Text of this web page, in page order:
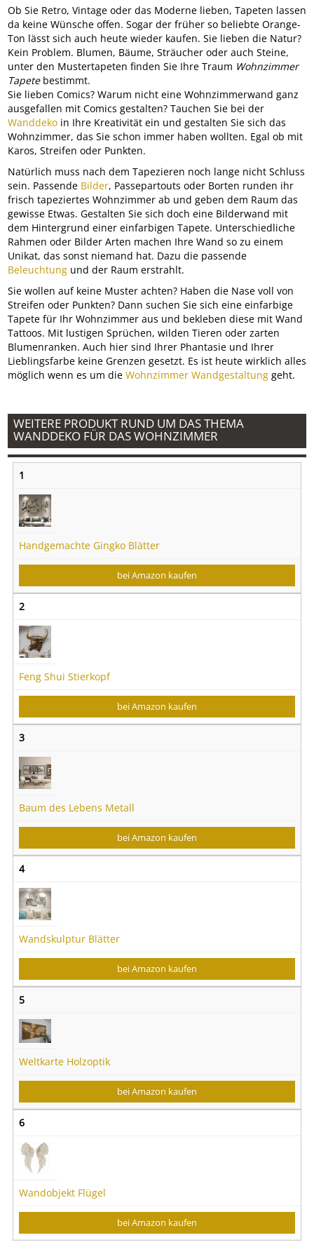
Ob Sie Retro, Vintage oder das Moderne lieben, Tapeten lassen
da keine Wünsche offen. Sogar der früher so beliebte Orange-
Ton lässt sich auch heute wieder kaufen. Sie lieben die Natur?
Kein Problem. Blumen, Bäume, Sträucher oder auch Steine,
unter den Mustertapeten finden Sie Ihre Traum Wohnzimmer
Tapetebestimmt.
Sie lieben Comics? Warum nicht eine Wohnzimmerwand ganz
ausgefallen mit Comics gestalten? Tauchen Sie bei der
Wanddeko in Ihre Kreativität ein und gestalten Sie sich das
Wohnzimmer, das Sie schon immer haben wollten. Egal ob mit
Karos, Streifen oder Punkten.
Natürlich muss nach dem Tapezieren noch lange nicht Schluss
sein. Passende Bilder, Passepartouts oder Borten runden ihr
frisch tapeziertes Wohnzimmer ab und geben dem Raum das
gewisse Etwas. Gestalten Sie sich doch eine Bilderwand mit
dem Hintergrund einer einfarbigen Tapete. Unterschiedliche
Rahmen oder Bilder Arten machen Ihre Wand so zu einem
Unikat, das sonst niemand hat. Dazu die passende
Beleuchtung und der Raum erstrahlt.
Sie wollen auf keine Muster achten? Haben die Nase voll von
Streifen oder Punkten? Dann suchen Sie sich eine einfarbige
Tapete für Ihr Wohnzimmer aus und bekleben diese mit Wand
Tattoos. Mit lustigen Sprüchen, wilden Tieren oder zarten
Blumenranken. Auch hier sind Ihrer Phantasie und Ihrer
Lieblingsfarbe keine Grenzen gesetzt. Es ist heute wirklich alles
möglich wenn es um die Wohnzimmer Wandgestaltung geht.
WEITERE PRODUKT RUND UM DAS THEMA
WANDDEKO FÜR DAS WOHNZIMMER
1
Handgemachte Gingko Blätter
bei Amazon kaufen
2
Feng Shui Stierkopf
bei Amazon kaufen
3
Baum des Lebens Metall
bei Amazon kaufen
4
Wandskulptur Blätter
bei Amazon kaufen
5
Weltkarte Holzoptik
bei Amazon kaufen
6
Wandobjekt Flügel
bei Amazon kaufen